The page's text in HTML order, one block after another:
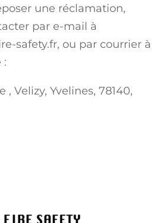
une réclamation,
par e-mail à
safety.fr, ou par courrier à
:
, Velizy, Yvelines, 78140,